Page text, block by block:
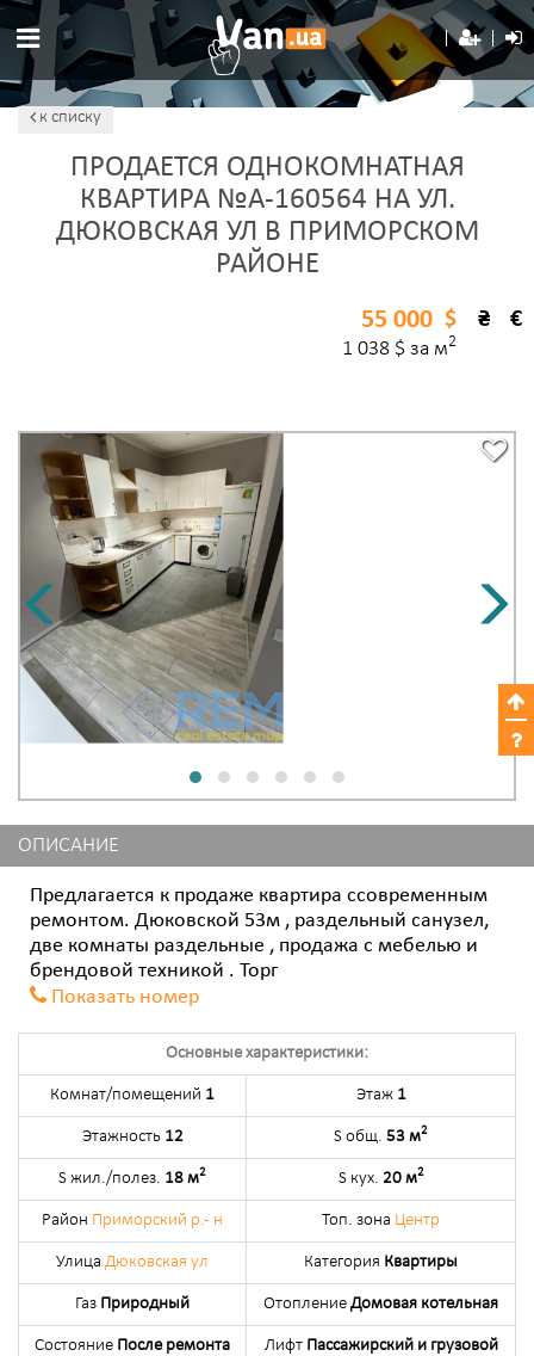
к списку
ПРОДАЕТСЯ ОДНОКОМНАТНАЯ
КВАРТИРА №A-160564 НА УЛ.
ДЮКОВСКАЯ УЛ В ПРИМОРСКОМ
РАЙОНЕ
$ ₴ €
55 000
1 038 $ за м2
ОПИСАНИЕ
Предлагается к продаже квартира ссовременным
ремонтом. Дюковской 53м , раздельный санузел,
две комнаты раздельные , продажа с мебелью и
брендовой техникой . Торг
Показать номер
Основные характеристики:
Комнат/помещений 1 Этаж 1
Этажность 12 S общ. 53 м2
S жил./полез. 18 м2 S кух. 20 м2
Район Приморский р.- н Топ. зона Центр
Улица Дюковская ул Категория Квартиры
Газ Природный Отопление Домовая котельная
Состояние После ремонта Лифт Пассажирский и грузовой